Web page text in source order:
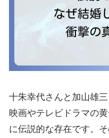
十朱幸代さんと加山雄
映画やテレビドラマの
に伝説的な存在です。